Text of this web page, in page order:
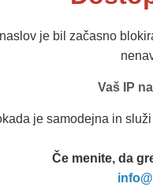
je bil začasno
Vaš IP
je samodejna in
Če menite, da